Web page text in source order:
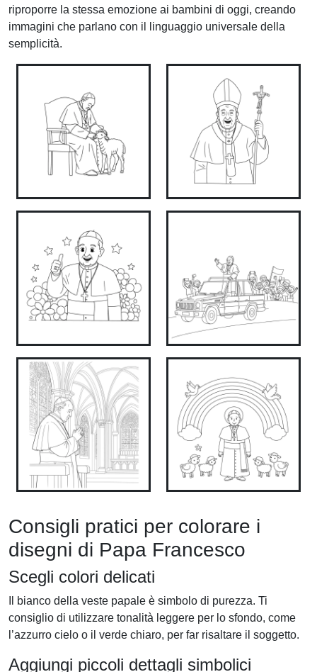
riproporre la stessa emozione ai bambini di oggi, creando
immagini che parlano con il linguaggio universale della
semplicità.
Consigli pratici per colorare i
disegni di Papa Francesco
Scegli colori delicati
Il bianco della veste papale è simbolo di purezza. Ti
consiglio di utilizzare tonalità leggere per lo sfondo, come
l’azzurro cielo o il verde chiaro, per far risaltare il soggetto.
Aggiungi piccoli dettagli simbolici